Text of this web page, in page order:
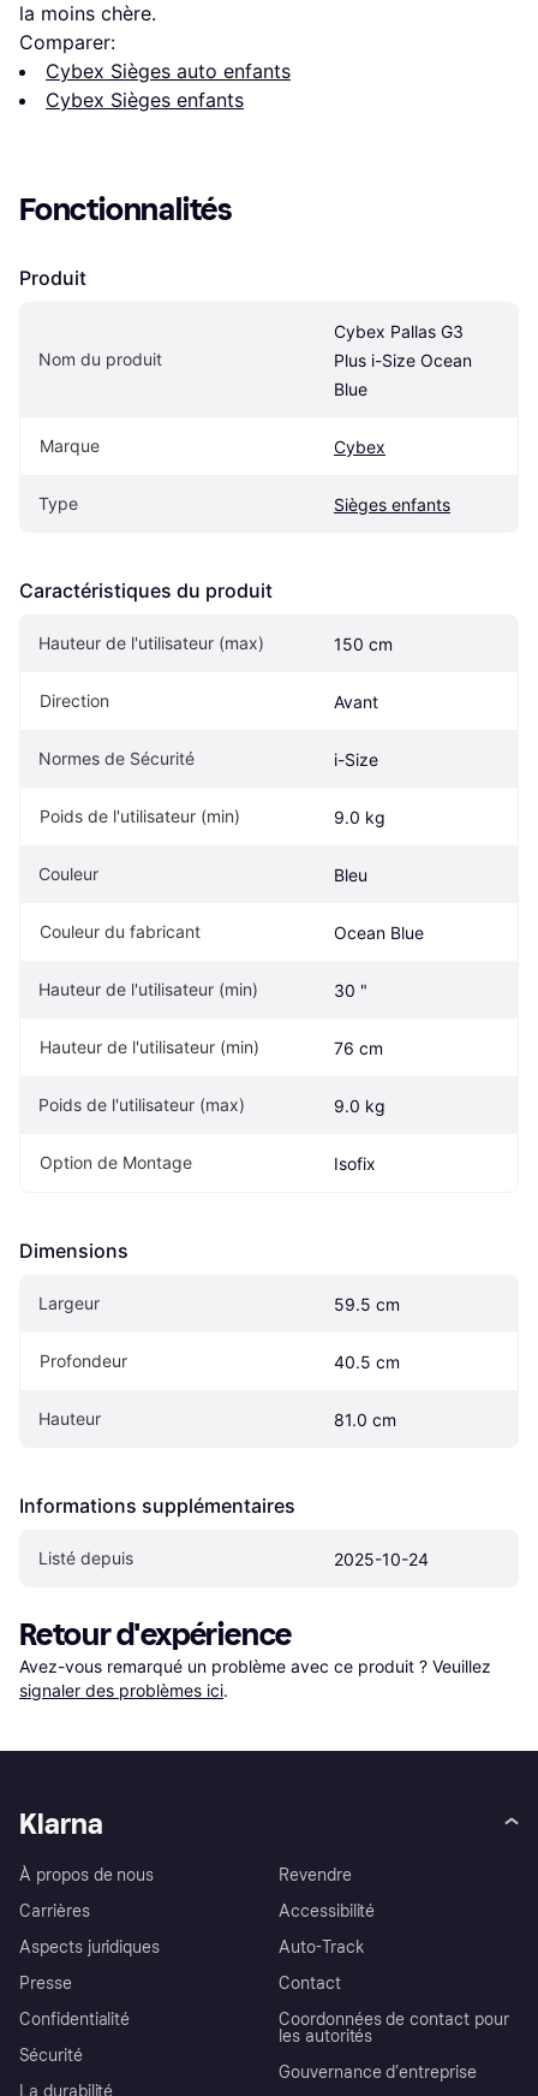
la moins chère.
Comparer:
Cybex Sièges auto enfants
Cybex Sièges enfants
Fonctionnalités
Produit
Nom du produit
Cybex Pallas G3
Plus i-Size Ocean
Blue
Marque Cybex
Type Sièges enfants
Caractéristiques du produit
Hauteur de l'utilisateur (max) 150 cm
Direction Avant
Normes de Sécurité i-Size
Poids de l'utilisateur (min) 9.0 kg
Couleur Bleu
Couleur du fabricant Ocean Blue
Hauteur de l'utilisateur (min) 30 "
Hauteur de l'utilisateur (min) 76 cm
Poids de l'utilisateur (max) 9.0 kg
Option de Montage Isofix
Dimensions
Largeur 59.5 cm
Profondeur 40.5 cm
Hauteur 81.0 cm
Informations supplémentaires
Listé depuis 2025-10-24
Retour d'expérience
Avez-vous remarqué un problème avec ce produit ? Veuillez
signaler des problèmes ici.
Klarna
À propos de nous
Carrières
Aspects juridiques
Presse
Confidentialité
Sécurité
Revendre
Accessibilité
Auto-Track
Contact
Coordonnées de contact pour
les autorités
Gouvernance d’entreprise